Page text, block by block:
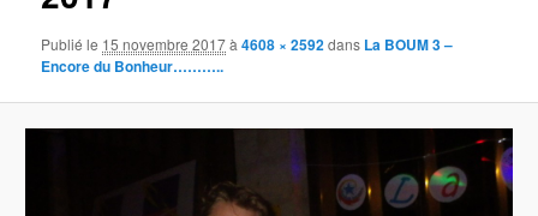
Publié le 15 novembre 2017à4608 × 2592dans La BOUM 3 –
Encore du Bonheur………..